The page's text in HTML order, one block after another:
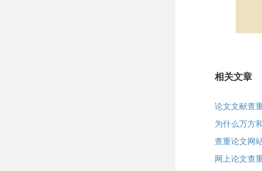
相关文章
论文文献查
为什么万方
查重论文网
网上论文查